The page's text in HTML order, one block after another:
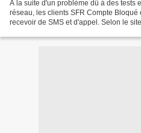
A la suite d'un problème dû à des tests
réseau, les clients SFR Compte
recevoir de SMS et d'appel. Selon le